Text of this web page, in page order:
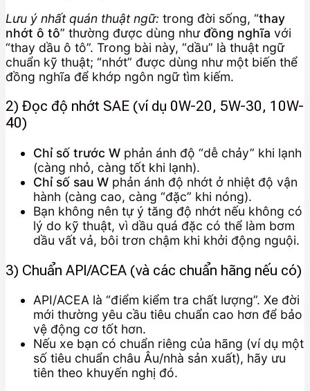
Lưu ý nhất quán thuật ngữ: trong đời sống, “thay
nhớt ô tô” thường được dùng nhưđồng nghĩa với
“thay dầu ô tô”. Trong bài này, “dầu” là thuật ngữ
chuẩn kỹ thuật; “nhớt” được dùng như một biến thể
đồng nghĩa để khớp ngôn ngữ tìm kiếm.
2) Đọc độ nhớt SAE (ví dụ 0W-20, 5W-30, 10W-
40)
Chỉ số trước W phản ánh độ “dễ chảy” khi lạnh
(càng nhỏ, càng tốt khi lạnh).
Chỉ số sau W phản ánh độ nhớt ở nhiệt độ vận
hành (càng cao, càng “đặc” khi nóng).
Bạn không nên tự ý tăng độ nhớt nếu không có
lý do kỹ thuật, vì dầu quá đặc có thể làm bơm
dầu vất vả, bôi trơn chậm khi khởi động nguội.
3) Chuẩn API/ACEA (và các chuẩn hãng nếu có)
API/ACEA là “điểm kiểm tra chất lượng”. Xe đời
mới thường yêu cầu tiêu chuẩn cao hơn để bảo
vệ động cơ tốt hơn.
Nếu xe bạn có chuẩn riêng của hãng (ví dụ một
số tiêu chuẩn châu Âu/nhà sản xuất), hãy ưu
tiên theo khuyến nghị đó.